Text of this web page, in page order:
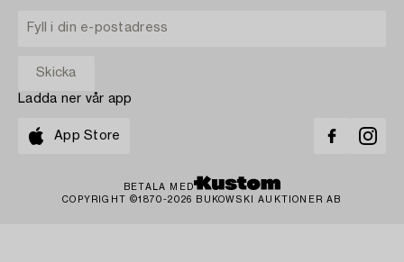
Ladda ner vår app
App Store
BETALA MED
COPYRIGHT ©1870-2026 BUKOWSKI AUKTIONER AB